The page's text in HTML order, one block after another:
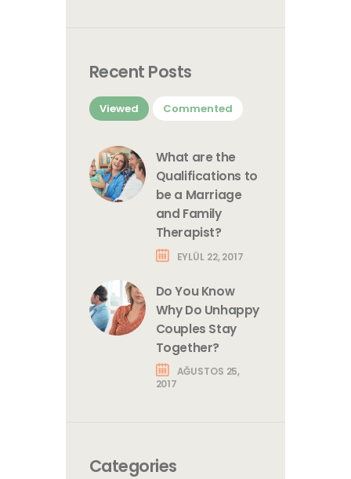
Recent Posts
Viewed Commented
What are the
Qualifications to
be a Marriage
and Family
Therapist?
EYLÜL 22, 2017
Do You Know
Why Do Unhappy
Couples Stay
Together?
AĞUSTOS 25,
2017
Categories